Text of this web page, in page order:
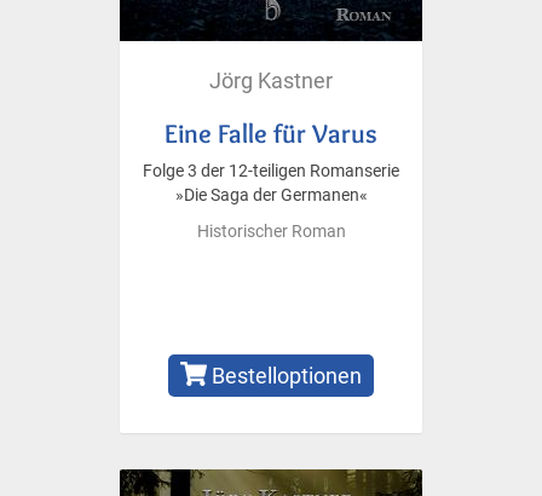
Jörg Kastner
Eine Falle für Varus
Folge 3 der 12-teiligen Romanserie
»Die Saga der Germanen«
Historischer Roman
Bestelloptionen